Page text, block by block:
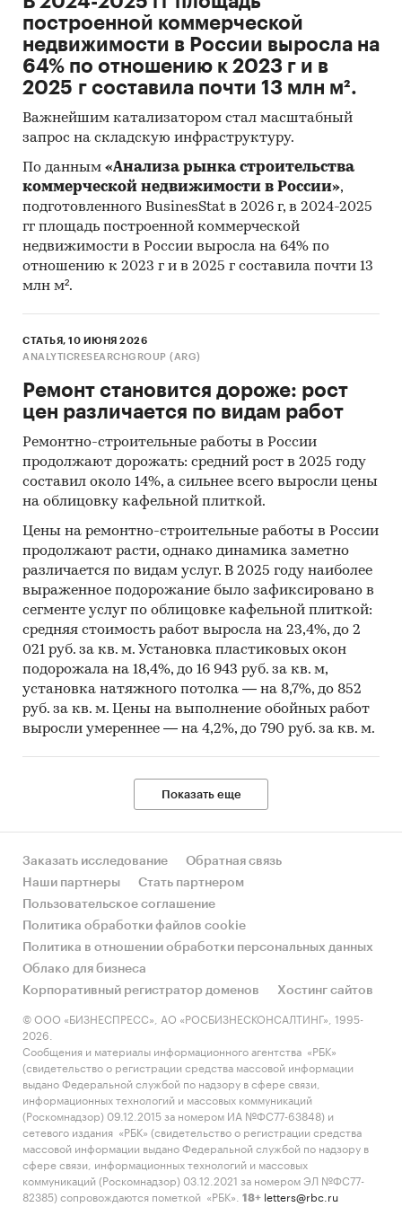
в 2022 году было возведено *** жилых здания.
Введено в эксплуатацию *** тыс. новых квартир
общей площадью жилых помещений *** тыс. кв.
м.
жилых домов общей площадью жилых
помещений *** тыс. кв. м (*** тыс. кв. м – на
земельных участках, предназначенных для
ведения садоводства). Это ***% от общей
площади жилых помещений, построенных в
тот же период населением всей страны.
В сельской местности населением построено
*** тыс. домов общей площадью жилых
области.
Диаграмма 2. Структура жилищного
строительства по субъектам, Московская обл.,
2022 г., тыс. кв. м
***
Из общего числа домов, построенных в 2022
***% приходились на деревянные здания, ***% –
на кирпичные, ***% – на монолитные, ***% – на
блочные, ***% – на каменные, ***% - на
панельные и ***% – на здания из другого
материала.
Диаграмма 3. Структура жилищного
строительства по строительным материалам,
Московская обл., 2022 г., %
***
в 2022 году наблюдались в городских округах:
Одинцово – *** тыс. кв. м, Истра – *** тыс. кв. м,
Красногорск – *** тыс. кв. м, Раменское – *** тыс.
кв. м и Мытищи – *** тыс. кв. м.
Диаграмма 4. Структура жилищного
строительства по городским округам,
Московская обл., 2022 г., тыс. кв. м
***
В 2022 году средняя стоимость одного
квадратного метра общей площади жилых
домов (без индивидуального жилищного
строительства) для застройщиков составила ***
руб. (годом ранее – *** руб.).
Рынок загородной недвижимости
Московского региона
На первичном рынке в 1 кв. 2023 года
построенной коммерческой
недвижимости в России выросла на
64% по отношению к 2023 г и в
2025 г составила почти 13 млн м².
Важнейшим катализатором стал масштабный
запрос на складскую инфраструктуру.
По данным «Анализа рынка строительства
коммерческой недвижимости в России»,
подготовленного BusinesStat в 2026 г, в 2024-2025
гг площадь построенной коммерческой
недвижимости в России выросла на 64% по
отношению к 2023 г и в 2025 г составила почти 13
млн м².
СТАТЬЯ, 10 ИЮНЯ 2026
ANALYTICRESEARCHGROUP (ARG)
Ремонт становится дороже: рост
цен различается по видам работ
Ремонтно-строительные работы в России
продолжают дорожать: средний рост в 2025 году
составил около 14%, а сильнее всего выросли цены
на облицовку кафельной плиткой.
Цены на ремонтно-строительные работы в России
продолжают расти, однако динамика заметно
различается по видам услуг. В 2025 году наиболее
выраженное подорожание было зафиксировано в
сегменте услуг по облицовке кафельной плиткой:
средняя стоимость работ выросла на 23,4%, до 2
021 руб. за кв. м. Установка пластиковых окон
подорожала на 18,4%, до 16 943 руб. за кв. м,
установка натяжного потолка — на 8,7%, до 852
руб. за кв. м. Цены на выполнение обойных работ
выросли умереннее — на 4,2%, до 790 руб. за кв. м.
Показать еще
Заказать исследование
Обратная связь
Наши партнеры
Стать партнером
Пользовательское соглашение
Политика обработки файлов cookie
Политика в отношении обработки персональных данных
Облако для бизнеса
Корпоративный регистратор доменов
Хостинг сайтов
© ООО «БИЗНЕСПРЕСС», АО «РОСБИЗНЕСКОНСАЛТИНГ», 1995-
2026.
Сообщения и материалы информационного агентства «РБК»
(свидетельство о регистрации средства массовой информации
выдано Федеральной службой по надзору в сфере связи,
информационных технологий и массовых коммуникаций
(Роскомнадзор) 09.12.2015 за номером ИА №ФС77-63848) и
сетевого издания «РБК» (свидетельство о регистрации средства
массовой информации выдано Федеральной службой по надзору в
сфере связи, информационных технологий и массовых
коммуникаций (Роскомнадзор) 03.12.2021 за номером ЭЛ №ФС77-
82385) сопровождаются пометкой «РБК».
18+ letters@rbc.ru